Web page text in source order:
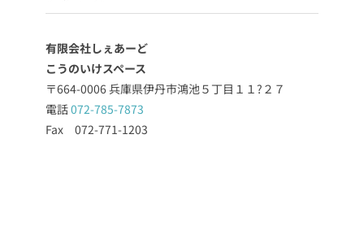
有限会社しぇあーど
こうのいけスペース
〒664-0006 兵庫県伊丹市鴻池５丁目１１?２７
電話072-785-7873
Fax 072-771-1203